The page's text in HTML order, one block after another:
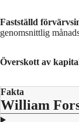
Fastställd
genomsnittlig
Överskott av
Fakta
William